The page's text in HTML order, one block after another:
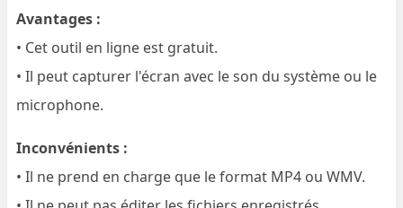
Avantages :
• Cet outil en ligne est gratuit.
• Il peut capturer l'écran avec le son du système ou le
microphone.
Inconvénients :
• Il ne prend en charge que le format MP4 ou WMV.